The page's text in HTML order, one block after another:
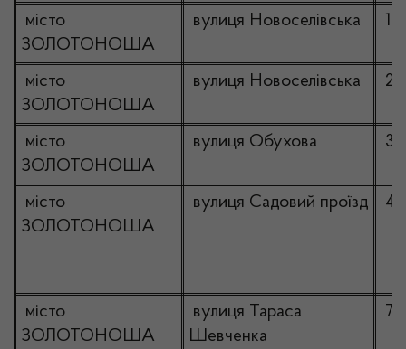
місто
ЗОЛОТОНОША
вулиця Новоселівська 1а
місто
ЗОЛОТОНОША
вулиця Новоселівська
місто
ЗОЛОТОНОША
вулиця Обухова
місто
ЗОЛОТОНОША
вулиця Садовий проїзд 4а
місто
ЗОЛОТОНОША
вулиця Тараса
Шевченка